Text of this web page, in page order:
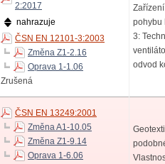
2:2017
nahrazuje
ČSN EN 12101-3:2003
Změna Z1-2.16
Oprava 1-1.06
Zrušená
pohybu
3:
odvod
ČSN EN 13249:2001
Změna A1-10.05
Změna Z1-9.14
Oprava 1-6.06